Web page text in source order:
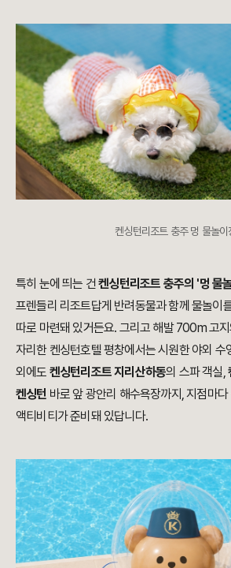
켄싱턴리조트 충주 멍 물놀이
특히 눈에 띄는 건켄싱턴리조트 충주의 '멍 물
프렌들리 리조트답게 반려동물과 함께 물놀이
따로 마련돼 있거든요. 그리고 해발 700m 고지
자리한 켄싱턴호텔 평창에서는 시원한 야외 수
외에도 켄싱턴리조트 지리산하동의 스파 객실,
켄싱턴 바로 앞 광안리 해수욕장까지, 지점마
액티비티가 준비돼 있답니다.